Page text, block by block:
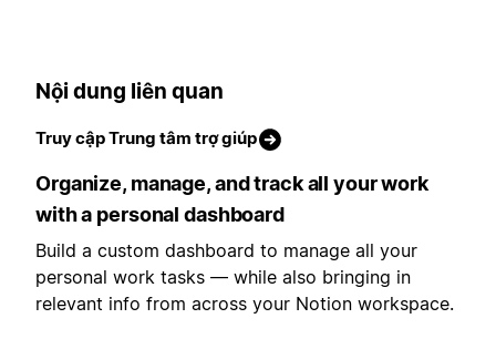
Nội dung liên quan
Truy cập Trung tâm trợ giúp
Organize, manage, and track all your work
with a personal dashboard
Build a custom dashboard to manage all your
personal work tasks — while also bringing in
relevant info from across your Notion workspace.